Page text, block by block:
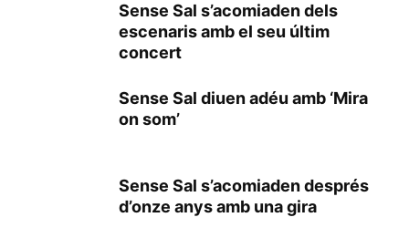
Sense Sal s’acomiaden dels
escenaris amb el seu últim
concert
Sense Sal diuen adéu amb ‘Mira
on som’
Sense Sal s’acomiaden després
d’onze anys amb una gira